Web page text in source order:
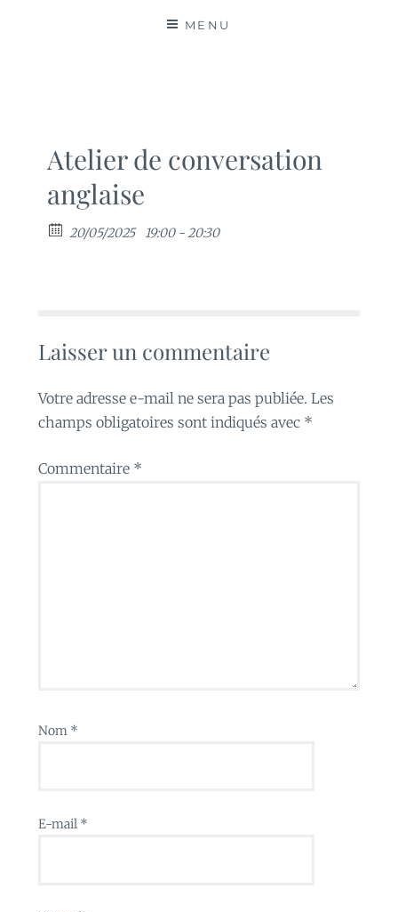
MENU
Atelier de conversation
anglaise
20/05/2025 19:00 - 20:30
Laisser un commentaire
Votre adresse e-mail ne sera pas publiée. Les
champs obligatoires sont indiqués avec *
Commentaire *
Nom *
E-mail *